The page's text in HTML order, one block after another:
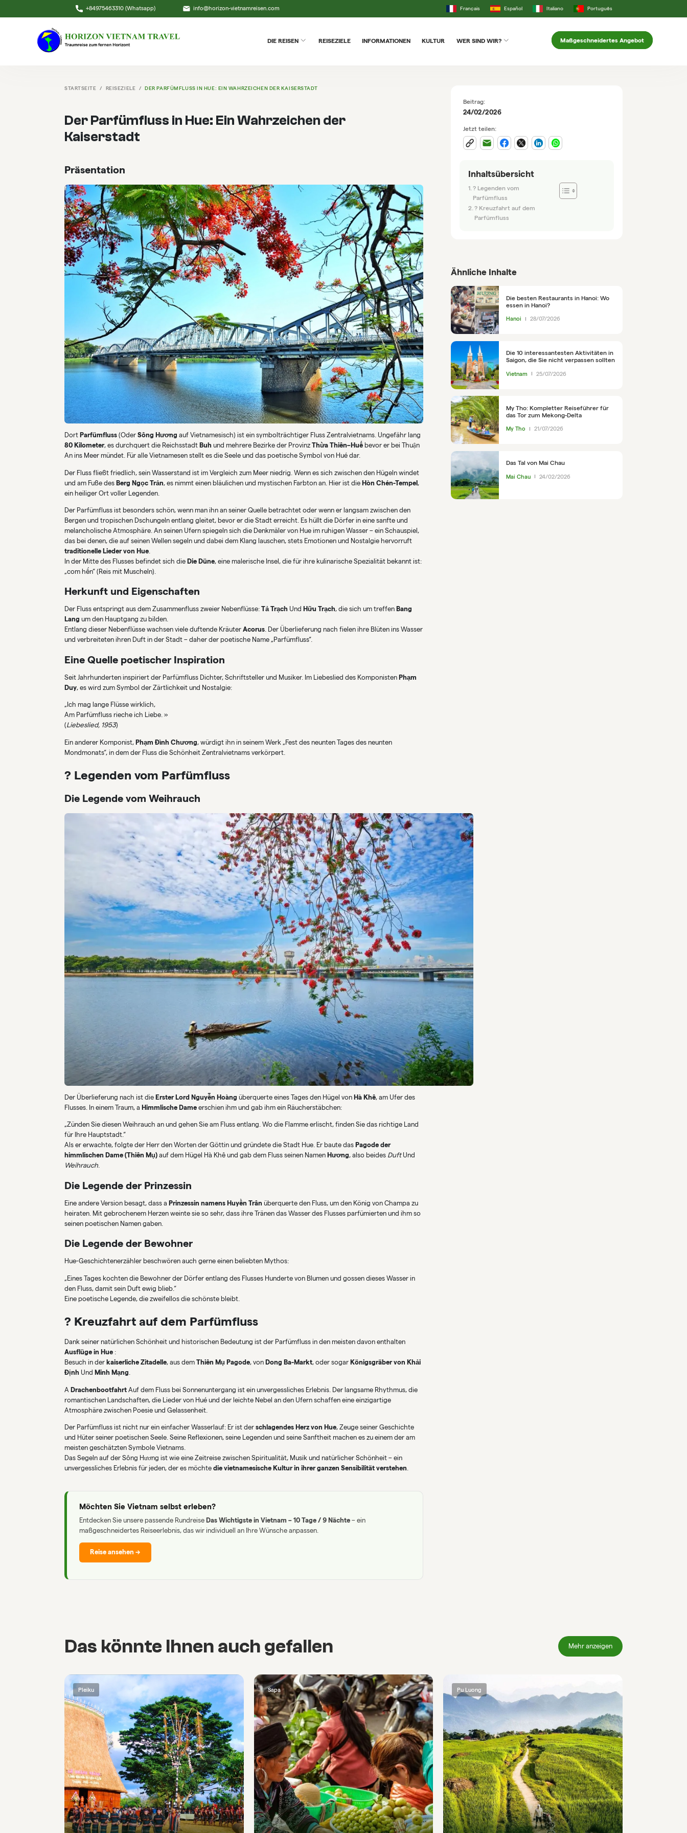
+84975463310 (Whatsapp) info@horizon-vietnamreisen.com Français Español Italiano Português
DIE REISEN REISEZIELE INFORMATIONEN KULTUR WER SIND WIR? Maßgeschneidertes Angebot
STARTSEITE REISEZIELE DER PARFÜMFLUSS IN HUE: EIN WAHRZEICHEN DER KAISERSTADT
Der Parfümfluss in Hue: Ein Wahrzeichen der
Kaiserstadt
Präsentation
Dort Parfümfluss (Oder Sông Hương auf Vietnamesisch) ist ein symbolträchtiger Fluss Zentralvietnams. Ungefähr lang
80 Kilometer, es durchquert die Reichsstadt Buh und mehrere Bezirke der Provinz Thừa Thiên–Huế bevor er bei Thuận
An ins Meer mündet. Für alle Vietnamesen stellt es die Seele und das poetische Symbol von Hué dar.
Der Fluss fließt friedlich, sein Wasserstand ist im Vergleich zum Meer niedrig. Wenn es sich zwischen den Hügeln windet
und am Fuße des Berg Ngọc Trản, es nimmt einen bläulichen und mystischen Farbton an. Hier ist die Hòn Chén-Tempel,
ein heiliger Ort voller Legenden.
Der Parfümfluss ist besonders schön, wenn man ihn an seiner Quelle betrachtet oder wenn er langsam zwischen den
Bergen und tropischen Dschungeln entlang gleitet, bevor er die Stadt erreicht. Es hüllt die Dörfer in eine sanfte und
melancholische Atmosphäre. An seinen Ufern spiegeln sich die Denkmäler von Hue im ruhigen Wasser – ein Schauspiel,
das bei denen, die auf seinen Wellen segeln und dabei dem Klang lauschen, stets Emotionen und Nostalgie hervorruft
traditionelle Lieder von Hue
In der Mitte des Flusses befindet sich die Die Düne, eine malerische Insel, die für ihre kulinarische Spezialität bekannt ist:
„com hến“ (Reis mit Muscheln).
Herkunft und Eigenschaften
Der Fluss entspringt aus dem Zusammenfluss zweier Nebenflüsse: Tả Trạch Und Hữu Trạch, die sich um treffen Bang
Lang um den Hauptgang zu bilden.
Entlang dieser Nebenflüsse wachsen viele duftende Kräuter Acorus. Der Überlieferung nach fielen ihre Blüten ins Wasser
und verbreiteten ihren Duft in der Stadt – daher der poetische Name „Parfümfluss“.
Eine Quelle poetischer Inspiration
Seit Jahrhunderten inspiriert der Parfümfluss Dichter, Schriftsteller und Musiker. Im Liebeslied des Komponisten Phạm
Duy, es wird zum Symbol der Zärtlichkeit und Nostalgie:
„Ich mag lange Flüsse wirklich,
Am Parfümfluss rieche ich Liebe. »
(Liebeslied, 1953)
Ein anderer Komponist, Phạm Đình Chương, würdigt ihn in seinem Werk „Fest des neunten Tages des neunten
Mondmonats“, in dem der Fluss die Schönheit Zentralvietnams verkörpert.
? Legenden vom Parfümfluss
Die Legende vom Weihrauch
Der Überlieferung nach ist die Erster Lord Nguyễn Hoàng überquerte eines Tages den Hügel von Hà Khê, am Ufer des
Flusses. In einem Traum, a Himmlische Dame erschien ihm und gab ihm ein Räucherstäbchen:
„Zünden Sie diesen Weihrauch an und gehen Sie am Fluss entlang. Wo die Flamme erlischt, finden Sie das richtige Land
für Ihre Hauptstadt.“
Als er erwachte, folgte der Herr den Worten der Göttin und gründete die Stadt Hue. Er baute das Pagode der
himmlischen Dame (Thiên Mụ) auf dem Hügel Hà Khê und gab dem Fluss seinen Namen Hương, also beides DuftUnd
Weihrauch.
Die Legende der Prinzessin
Eine andere Version besagt, dass a Prinzessin namens Huyền Trân überquerte den Fluss, um den König von Champa zu
heiraten. Mit gebrochenem Herzen weinte sie so sehr, dass ihre Tränen das Wasser des Flusses parfümierten und ihm so
seinen poetischen Namen gaben.
Die Legende der Bewohner
Hue-Geschichtenerzähler beschwören auch gerne einen beliebten Mythos:
„Eines Tages kochten die Bewohner der Dörfer entlang des Flusses Hunderte von Blumen und gossen dieses Wasser in
den Fluss, damit sein Duft ewig blieb.“
Eine poetische Legende, die zweifellos die schönste bleibt.
? Kreuzfahrt auf dem Parfümfluss
Dank seiner natürlichen Schönheit und historischen Bedeutung ist der Parfümfluss in den meisten davon enthalten
Ausflüge in Hue :
Besuch in der kaiserliche Zitadelle, aus dem Thiên Mụ Pagode, von Dong Ba-Markt, oder sogar Königsgräber von Khải
Định Und Minh Mạng.
A Drachenbootfahrt Auf dem Fluss bei Sonnenuntergang ist ein unvergessliches Erlebnis. Der langsame Rhythmus, die
romantischen Landschaften, die Lieder von Hué und der leichte Nebel an den Ufern schaffen eine einzigartige
Atmosphäre zwischen Poesie und Gelassenheit.
Der Parfümfluss ist nicht nur ein einfacher Wasserlauf: Er ist der schlagendes Herz von Hue, Zeuge seiner Geschichte
und Hüter seiner poetischen Seele. Seine Reflexionen, seine Legenden und seine Sanftheit machen es zu einem der am
meisten geschätzten Symbole Vietnams.
Das Segeln auf der Sông Hương ist wie eine Zeitreise zwischen Spiritualität, Musik und natürlicher Schönheit – ein
unvergessliches Erlebnis für jeden, der es möchte die vietnamesische Kultur in ihrer ganzen Sensibilität verstehen
Möchten Sie Vietnam selbst erleben?
Entdecken Sie unsere passende Rundreise Das Wichtigste in Vietnam – 10 Tage / 9 Nächte– ein
maßgeschneidertes Reiseerlebnis, das wir individuell an Ihre Wünsche anpassen.
Reise ansehen →
Beitrag:
24/02/2026
Jetzt teilen:
Inhaltsübersicht
? Legenden vom
Parfümfluss
? Kreuzfahrt auf dem
Parfümfluss
Ähnliche Inhalte
Die besten Restaurants in Hanoi: Wo
essen in Hanoi?
Hanoi 28/07/2026
Die 10 interessantesten Aktivitäten in
Saigon, die Sie nicht verpassen sollten
Vietnam 25/07/2026
My Tho: Kompletter Reiseführer für
das Tor zum Mekong-Delta
My Tho 21/07/2026
Das Tal von Mai Chau
Mai Chau 24/02/2026
Das könnte Ihnen auch gefallen Mehr anzeigen
Pleiku Sapa Pu Luong